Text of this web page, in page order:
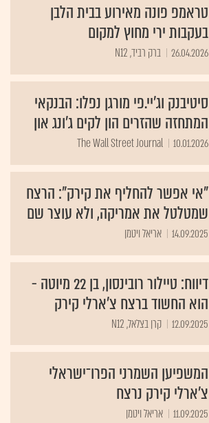
טראמפ פונה מאירוע בבית הלבן
בעקבות ירי מחוץ למקום
26.04.2026 ברק רביד, N12
סיטיבנק וג'יי.פי מורגן נפלו: הבנקאי
המתחזה שהזרים הון לקים ג'ונג און
10.01.2026
The Wall Street Journal
"אי אפשר להחליף את קירק": הרצח
שמטלטל את אמריקה, ולא עוצר שם
14.09.2025 אריאל ויטמן
דיווח: טיילור רובינסון, בן 22 מיוטה -
הוא החשוד ברצח צ'ארלי קירק
12.09.2025 קרן בצלאל, N12
המשפיען השמרני הפרו־ישראלי
צ’ארלי קירק נרצח
11.09.2025 אריאל ויטמן